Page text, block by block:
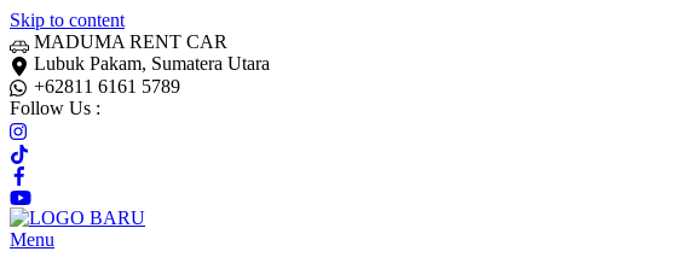
Skip to content
MADUMA RENT CAR
Lubuk Pakam, Sumatera Utara
+62811 6161 5789
Follow Us :
Menu